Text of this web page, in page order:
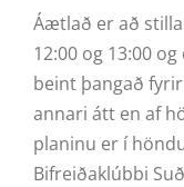
Áætlað er að
12:00 og 13:00
beint þangað
annari átt en af
planinu er í
Bifreiðaklúbbi